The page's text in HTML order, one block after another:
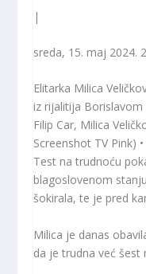
|
sreda, 15. maj 2024.
Elitarka Milica
iz rijalitija
Filip Car, Milica
Screenshot TV Pink)
Test na trudnoću
blagoslovenom
šokirala, te je pred
Milica je danas
da je trudna već šest